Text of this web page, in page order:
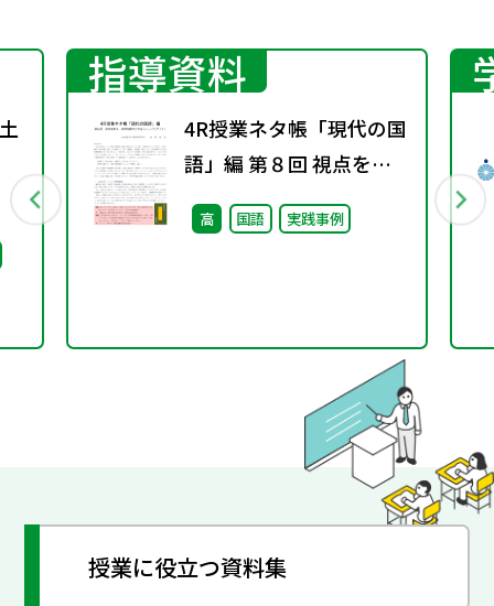
指導資料
4R授業ネタ帳「現代の国
語」編 第８回 視点を変
え、発想を豊かにするト
レーニング（１）
高 国語 実践事例
授業に役立つ資料集